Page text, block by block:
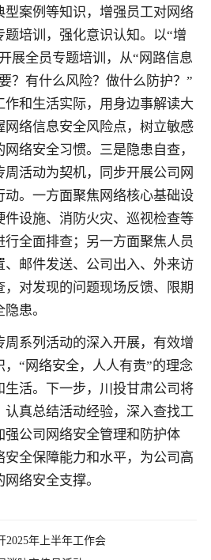
型案例等知识，增强员工对网络
培训，强化意识认知。以“增
展全员专题培训，从“网路信息
？有什么风险？做什么防护？”
作和生活实际，用身边事解读大
网络信息安全风险点，树立敏感
络安全习惯。三是隐患自查，
活动为契机，同步开展公司网
。一方面聚焦网络核心基础设
设施、消防火灾、巡视检查等
全面排查；另一方面聚焦人员
、邮件发送、公司出入、外来访
对发现的问题现场反馈、限期
患。
周系列活动的深入开展，有效增
“网络安全，人人有责”的理念
活。下一步，川投甘肃公司将
认真总结活动经验，深入查找工
公司网络安全管理和防护体
安全保障能力和水平，为公司高
络安全支撑。
2025年上半年工作会